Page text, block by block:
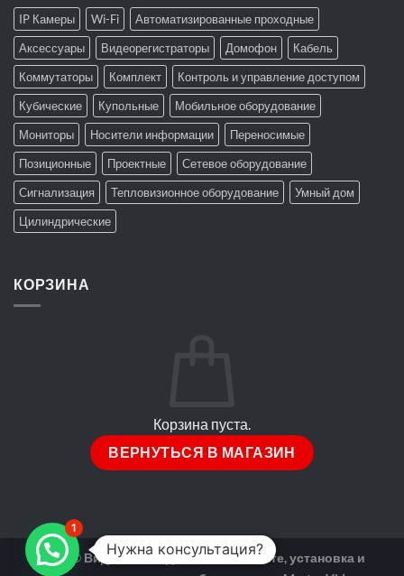
IP Камеры Wi-Fi
Автоматизированные проходные
Аксессуары
Видеорегистраторы Домофон
Кабель
Коммутаторы
Комплект
Контроль и управление доступом
Кубические
Купольные
Мобильное оборудование
Мониторы
Носители информации
Переносимые
Позиционные
Проектные
Сетевое оборудование
Сигнализация
Тепловизионное оборудование
Умный дом
Цилиндрические
КОРЗИНА
Корзина пуста.
ВЕРНУТЬСЯ В МАГАЗИН
2026 © Видеонаблюдение в Шымкенте, установка и
Нужна консультация?
1